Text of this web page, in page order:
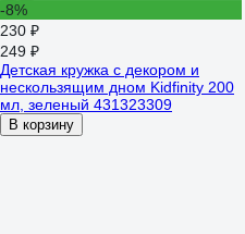
-8%
230 ₽
249 ₽
Детская кружка с декором и
нескользящим дном Kidfinity 200
мл, зеленый 431323309
В корзину